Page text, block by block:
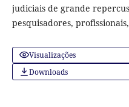
judiciais de grande
pesquisadores,
Visualizações
Downloads